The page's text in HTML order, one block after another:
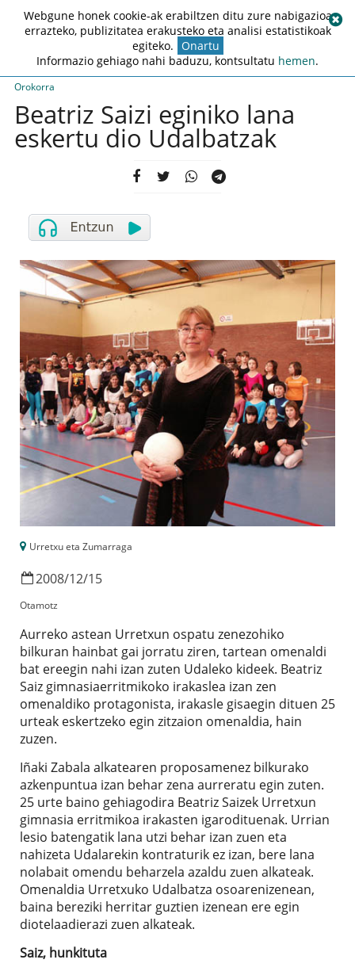
Orokorra
Beatriz Saizi eginiko lana
eskertu dio Udalbatzak
Urretxu eta Zumarraga
2008/12/15
Otamotz
Aurreko astean Urretxun ospatu zenezohiko
bilkuran hainbat gai jorratu ziren, tartean omenaldi
bat ereegin nahi izan zuten Udaleko kideek. Beatriz
Saiz gimnasiaerritmikoko irakaslea izan zen
omenaldiko protagonista, irakasle gisaegin dituen 25
urteak eskertzeko egin zitzaion omenaldia, hain
zuzen.
Iñaki Zabala alkatearen proposamenez bilkurako
azkenpuntua izan behar zena aurreratu egin zuten.
25 urte baino gehiagodira Beatriz Saizek Urretxun
gimnasia erritmikoa irakasten igarodituenak. Urrian
lesio batengatik lana utzi behar izan zuen eta
nahizeta Udalarekin kontraturik ez izan, bere lana
nolabait omendu beharzela azaldu zuen alkateak.
Omenaldia Urretxuko Udalbatza osoarenizenean,
baina bereziki herritar guztien izenean ere egin
diotelaadierazi zuen alkateak.
Saiz, hunkituta
Webgune honek cookie-ak erabiltzen ditu zure nabigazioa
errazteko, publizitatea erakusteko eta analisi estatistikoak
egiteko. Onartu
Informazio gehiago nahi baduzu, kontsultatu hemen.